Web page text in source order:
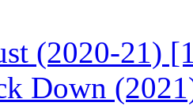
(2020-21)
Down